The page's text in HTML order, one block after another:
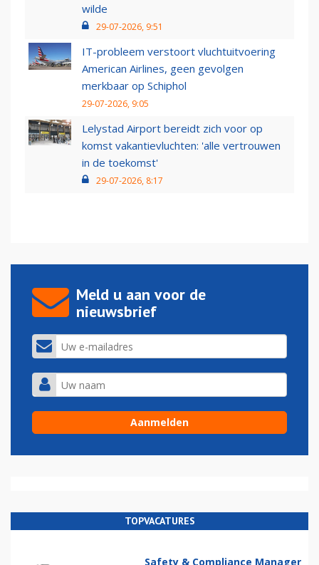
wilde
29-07-2026, 9:51
IT-probleem verstoort vluchtuitvoering
American Airlines, geen gevolgen
merkbaar op Schiphol
29-07-2026, 9:05
Lelystad Airport bereidt zich voor op
komst vakantievluchten: 'alle vertrouwen
in de toekomst'
29-07-2026, 8:17
Meld u aan voor de
nieuwsbrief
TOPVACATURES
Safety & Compliance Manager